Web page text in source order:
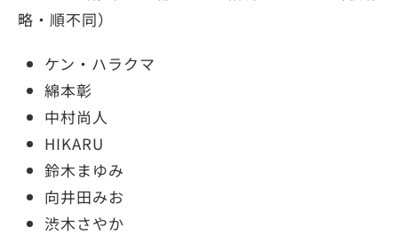
略・順不同）
ケン・ハラクマ
綿本彰
中村尚人
HIKARU
鈴木まゆみ
向井田みお
渋木さやか